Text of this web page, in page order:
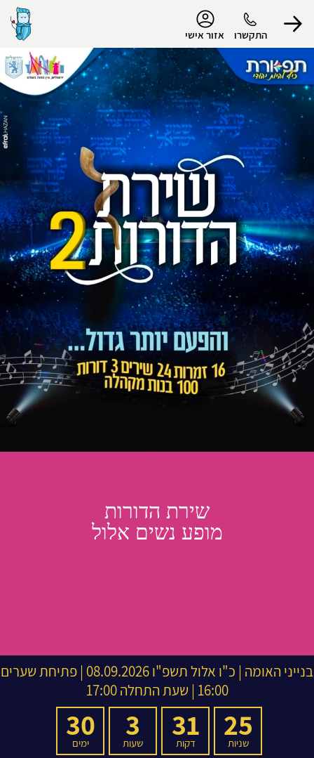
התקשרו אזור אישי
הפרופיל שלי
התנתק
שירת הדורות
מופע נשים אלול
בנייני האומה | כ"ו אלול תשפ"ו
08.09.2026 | פתיחת שערים
16:00 | שעת התחלה 17:00
25
שניות
31
דקות
3
שעות
30
ימים